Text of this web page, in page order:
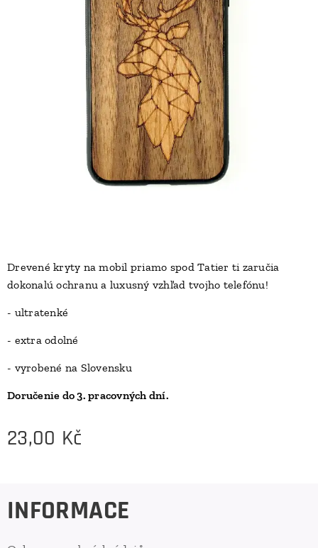
Drevené kryty na mobil priamo spod Tatier ti zaručia
dokonalú ochranu a luxusný vzhľad tvojho telefónu!
- ultratenké
- extra odolné
- vyrobené na Slovensku
Doručenie do 3. pracovných dní.
23,00 Kč
INFORMACE